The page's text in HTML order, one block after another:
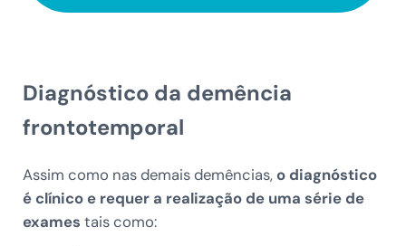
Diagnóstico da demência
frontotemporal
Assim como nas demais demências, o diagnóstico
é clínico e requer a realização de uma série de
exames tais como: